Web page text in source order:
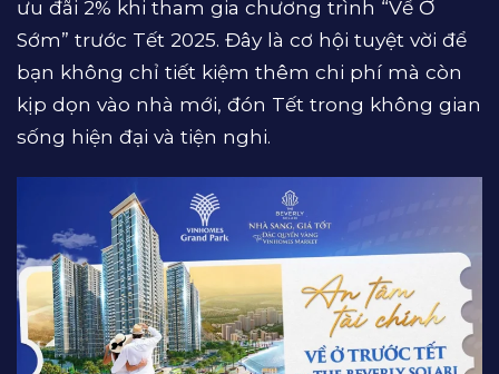
ưu đãi 2% khi tham gia chương trình “Về Ở
Sớm” trước Tết 2025. Đây là cơ hội tuyệt vời để
bạn không chỉ tiết kiệm thêm chi phí mà còn
kịp dọn vào nhà mới, đón Tết trong không gian
sống hiện đại và tiện nghi.